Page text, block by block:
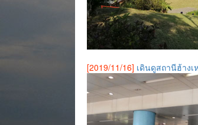
[2019/11/16] เดินดูสถานีฮ้าง